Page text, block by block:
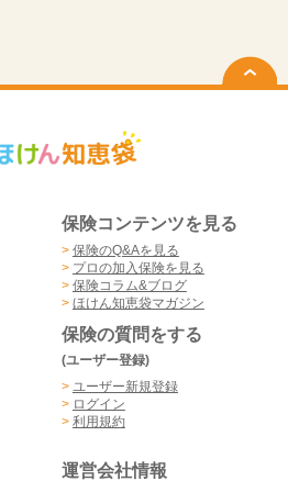
保険コンテンツを見る
> 保険のQ&Aを見る
> プロの加入保険を見る
> 保険コラム&ブログ
> ほけん知恵袋マガジン
保険の質問をする
(ユーザー登録)
> ユーザー新規登録
> ログイン
> 利用規約
運営会社情報